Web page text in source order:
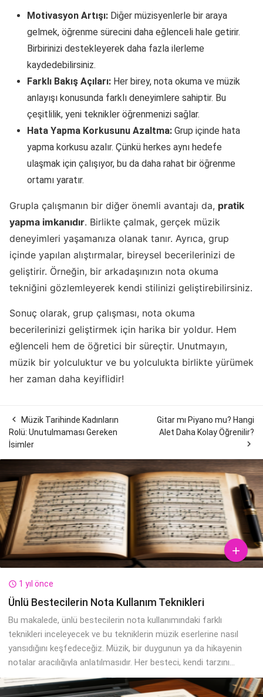
Motivasyon Artışı: Diğer müzisyenlerle bir araya
gelmek, öğrenme sürecini daha eğlenceli hale getirir.
Birbirinizi destekleyerek daha fazla ilerleme
kaydedebilirsiniz.
Farklı Bakış Açıları: Her birey, nota okuma ve müzik
anlayışı konusunda farklı deneyimlere sahiptir. Bu
çeşitlilik, yeni teknikler öğrenmenizi sağlar.
Hata Yapma Korkusunu Azaltma: Grup içinde hata
yapma korkusu azalır. Çünkü herkes aynı hedefe
ulaşmak için çalışıyor, bu da daha rahat bir öğrenme
ortamı yaratır.
Grupla çalışmanın bir diğer önemli avantajı da, pratik
yapma imkanıdır. Birlikte çalmak, gerçek müzik
deneyimleri yaşamanıza olanak tanır. Ayrıca, grup
içinde yapılan alıştırmalar, bireysel becerilerinizi de
geliştirir. Örneğin, bir arkadaşınızın nota okuma
tekniğini gözlemleyerek kendi stilinizi geliştirebilirsiniz.
Sonuç olarak, grup çalışması, nota okuma
becerilerinizi geliştirmek için harika bir yoldur. Hem
eğlenceli hem de öğretici bir süreçtir. Unutmayın,
müzik bir yolculuktur ve bu yolculukta birlikte yürümek
her zaman daha keyiflidir!

Müzik Tarihinde Kadınların
Rolü: Unutulmaması Gereken
İsimler
Gitar mı Piyano mu? Hangi
Alet Daha Kolay Öğrenilir?


 1 yıl önce
Ünlü Bestecilerin Nota Kullanım Teknikleri
Bu makalede, ünlü bestecilerin nota kullanımındaki farklı
teknikleri inceleyecek ve bu tekniklerin müzik eserlerine nasıl
yansıdığını keşfedeceğiz. Müzik, bir duygunun ya da hikayenin
notalar aracılığıyla anlatılmasıdır. Her besteci, kendi tarzını...